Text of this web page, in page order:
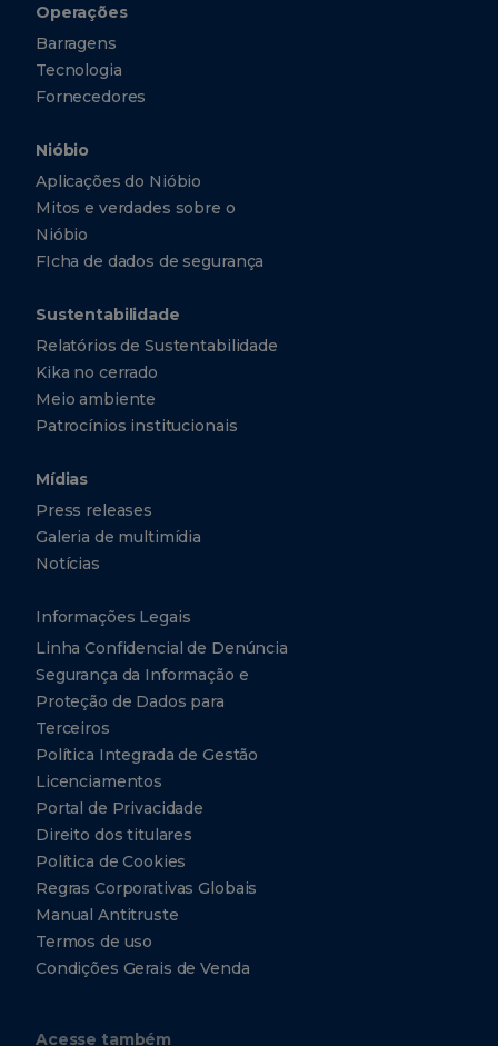
Operações
Barragens
Tecnologia
Fornecedores
Nióbio
Aplicações do Nióbio
Mitos e verdades sobre o
Nióbio
FIcha de dados de segurança
Sustentabilidade
Relatórios de Sustentabilidade
Kika no cerrado
Meio ambiente
Patrocínios institucionais
Mídias
Press releases
Galeria de multimídia
Notícias
Informações Legais
Linha Confidencial de Denúncia
Segurança da Informação e
Proteção de Dados para
Terceiros
Política Integrada de Gestão
Licenciamentos
Portal de Privacidade
Direito dos titulares
Política de Cookies
Regras Corporativas Globais
Manual Antitruste
Termos de uso
Condições Gerais de Venda
Acesse também